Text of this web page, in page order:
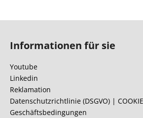
e
r
e
Informationen für sie
Youtube
Linkedin
Reklamation
Datenschutzrichtlinie (DSGVO) |
Geschäftsbedingungen